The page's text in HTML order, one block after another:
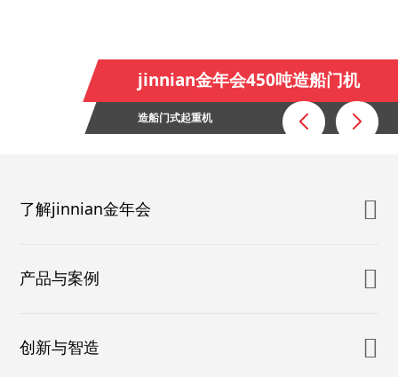
jinnian金年会450吨造船门机
造船门式起重机
了解jinnian金年会
产品与案例
创新与智造